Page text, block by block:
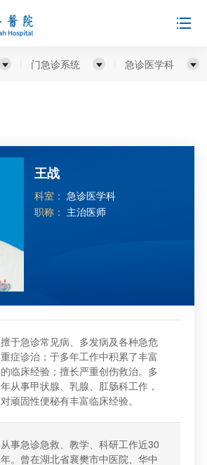
门急诊系统 急诊医学科
王战
科室： 急诊医学科
职称： 主治医师
擅于急诊常见病、多发病及各种急危
重症诊治；于多年工作中积累了丰富
的临床经验；擅长严重创伤救治。多
年从事甲状腺、乳腺、肛肠科工作，
对顽固性便秘有丰富临床经验。
从事急诊急救、教学、科研工作近30
年。曾在湖北省襄樊市中医院、华中